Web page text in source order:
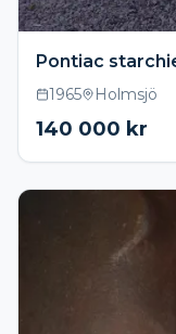
Pontiac
1965 Holmsjö
140 000 kr